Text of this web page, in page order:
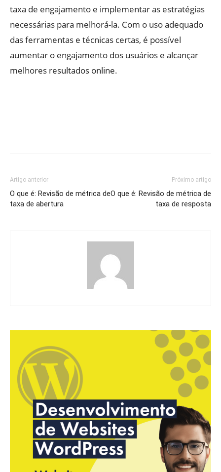
taxa de engajamento e implementar as estratégias
necessárias para melhorá-la. Com o uso adequado
das ferramentas e técnicas certas, é possível
aumentar o engajamento dos usuários e alcançar
melhores resultados online.
Artigo anterior
O que é: Revisão de métrica de
taxa de abertura
Próximo artigo
O que é: Revisão de métrica de
taxa de resposta